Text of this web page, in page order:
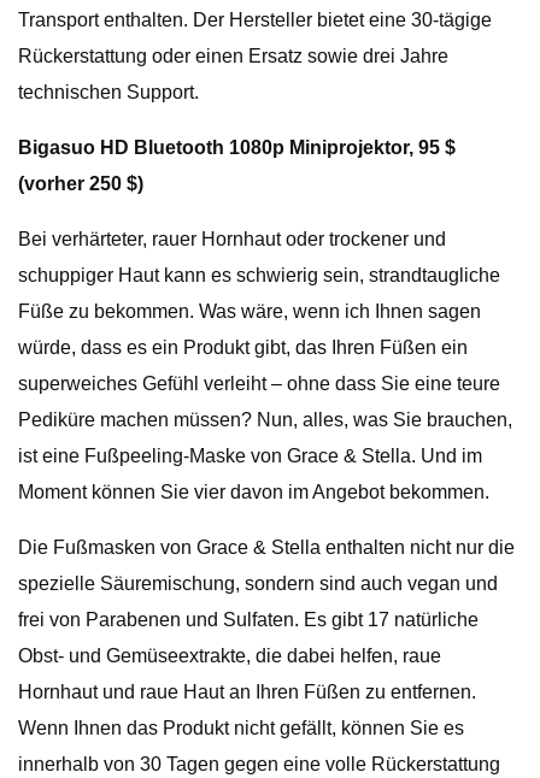
Transport enthalten. Der Hersteller bietet eine 30-tägige
Rückerstattung oder einen Ersatz sowie drei Jahre
technischen Support.
Bigasuo HD Bluetooth 1080p Miniprojektor, 95 $
(vorher 250 $)
Bei verhärteter, rauer Hornhaut oder trockener und
schuppiger Haut kann es schwierig sein, strandtaugliche
Füße zu bekommen. Was wäre, wenn ich Ihnen sagen
würde, dass es ein Produkt gibt, das Ihren Füßen ein
superweiches Gefühl verleiht – ohne dass Sie eine teure
Pediküre machen müssen? Nun, alles, was Sie brauchen,
ist eine Fußpeeling-Maske von Grace & Stella. Und im
Moment können Sie vier davon im Angebot bekommen.
Die Fußmasken von Grace & Stella enthalten nicht nur die
spezielle Säuremischung, sondern sind auch vegan und
frei von Parabenen und Sulfaten. Es gibt 17 natürliche
Obst- und Gemüseextrakte, die dabei helfen, raue
Hornhaut und raue Haut an Ihren Füßen zu entfernen.
Wenn Ihnen das Produkt nicht gefällt, können Sie es
innerhalb von 30 Tagen gegen eine volle Rückerstattung